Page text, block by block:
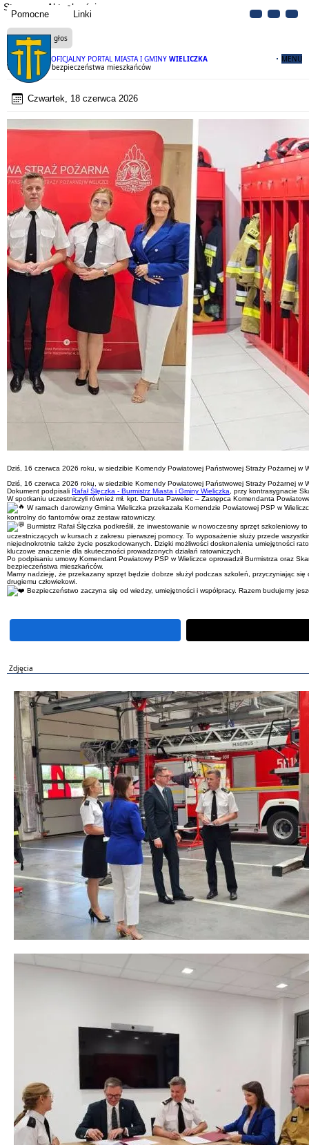
Pomocne Linki
OFICJALNY PORTAL MIASTA I GMINY WIELICZKA MENU
Strona Aktualności
Czytaj na głos
Wspólnie dla bezpieczeństwa mieszkańców
Czwartek, 18 czerwca 2026
Dziś, 16 czerwca 2026 roku, w siedzibie Komendy Powiatowej Państwowej Straży Pożarnej
Dziś, 16 czerwca 2026 roku, w siedzibie Komendy Powiatowej Państwowej Straży Pożarnej
Dokument podpisali Rafał Ślęczka - Burmistrz Miasta i Gminy Wieliczka , przy kontrasygnacie
W spotkaniu uczestniczyli również mł. kpt. Danuta Pawelec – Zastępca Komendanta
W ramach darowizny Gmina Wieliczka przekazała Komendzie Powiatowej PSP w
kontrolny do fantomów oraz zestaw ratowniczy.
Burmistrz Rafał Ślęczka podkreślił, że inwestowanie w nowoczesny sprzęt
uczestniczących w kursach z zakresu pierwszej pomocy. To wyposażenie służy przede
niejednokrotnie także życie poszkodowanych. Dzięki możliwości doskonalenia umiejętności
kluczowe znaczenie dla skuteczności prowadzonych działań ratowniczych.
Po podpisaniu umowy Komendant Powiatowy PSP w Wieliczce oprowadził Burmistrza oraz
bezpieczeństwa mieszkańców.
Mamy nadzieję, że przekazany sprzęt będzie dobrze służył podczas szkoleń, przyczyniając
drugiemu człowiekowi.
Bezpieczeństwo zaczyna się od wiedzy, umiejętności i współpracy. Razem budujemy
Zdjęcia